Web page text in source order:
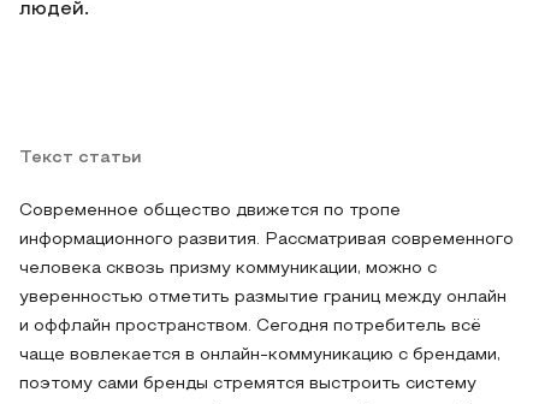
людей.
Текст статьи
Современное общество движется по тропе
информационного развития. Рассматривая современного
человека сквозь призму коммуникации, можно с
уверенностью отметить размытие границ между онлайн
и оффлайн пространством. Сегодня потребитель всё
чаще вовлекается в онлайн-коммуникацию с брендами,
поэтому сами бренды стремятся выстроить систему